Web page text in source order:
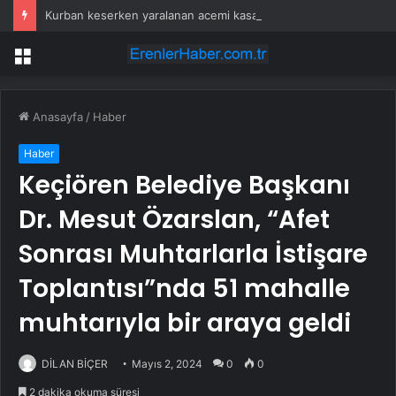
Kurban keserken yaralanan acemi kasaplar hastanelik oldu
Menü
Anasayfa / Haber
Haber
Keçiören Belediye Başkanı
Dr. Mesut Özarslan, “Afet
Sonrası Muhtarlarla İstişare
Toplantısı”nda 51 mahalle
muhtarıyla bir araya geldi
DİLAN BİÇER Mayıs 2, 2024 0 0
2 dakika okuma süresi